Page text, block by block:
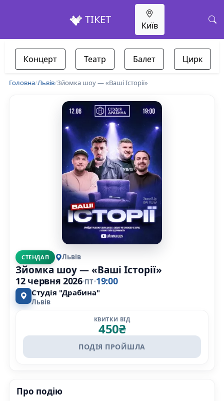
ТІКЕТ Київ
Концерт Театр Балет Цирк
Головна/Львів/Зйомка шоу — «Ваші Історії»
СТЕНДАП Львів
Зйомка шоу — «Ваші Історії»
12 червня 2026 ПТ 19:00
Студія "Драбина"
Львів
КВИТКИ ВІД
450₴
ПОДІЯ ПРОЙШЛА
Про подію